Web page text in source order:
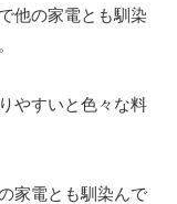
他の家電とも馴染
やすいと色々な料
家電とも馴染んで